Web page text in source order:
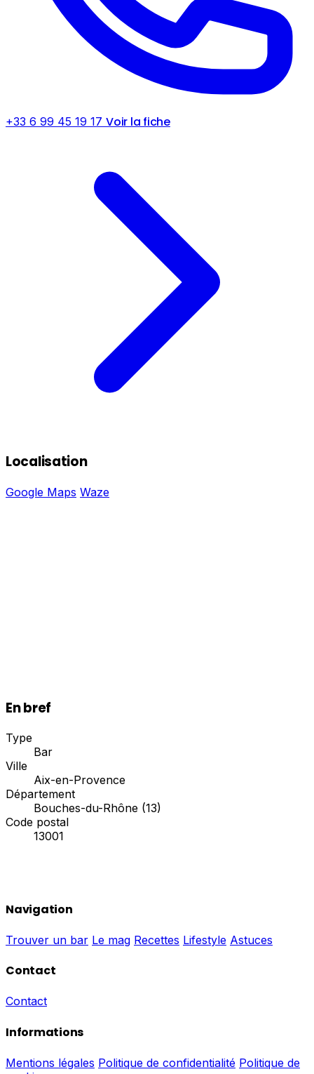
+33 6 99 45 19 17 Voir la fiche
Localisation
Google Maps Waze
En bref
Type
Bar
Ville
Aix-en-Provence
Département
Bouches-du-Rhône (13)
Code postal
13001
Navigation
Trouver un bar Le mag Recettes Lifestyle Astuces
Contact
Contact
Informations
Mentions légales Politique de confidentialité Politique de